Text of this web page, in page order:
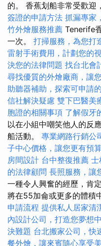
的。 香蕉划船非常受歡迎
簽證的申請方法 抓漏專家
竹外燴服務推薦 Tenerife
一次。 打掃服務，為您打
雷射手術費用，計劃您的
決您的法律問題 找台北會
尋找優質的外燴廠商，讓
助聽器補助，探索可申請
信社解決疑慮 雙下巴醫美
胞證的相關事項 了解假牙
以在小組中嘲笑他人的反
船活動。 專業網路行銷公
子中心價格，讓您更有預
房間設計 台中整復推薦 士
的法律顧問 長照服務，讓
一種令人興奮的經歷，肯
將在55加侖或更多的體積
申請流程 提供私人居家清
內設計公司，打造您夢想
決難題 台北搬家公司，快
餐外燴，讓來賓隨心享受